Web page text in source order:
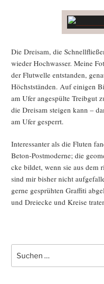
Die Drei­sam, die
wie­der Hoch­was­ser. Mei­ne
der Flut­wel­le ent­stan­den,
Höchst­stän­den. Auf eini­gen
am Ufer ange­spül­te Treib­gut
die Drei­sam stei­gen kann –
am Ufer gesperrt.
Inter­es­san­ter als die Flu­ten
Beton-Post­mo­der­ne; die
cke bil­det, wenn sie aus dem
sind mir bis­her nicht
ger­ne gesprüh­ten Graf­fi­ti
und Drei­ecke und Krei­se
nach: